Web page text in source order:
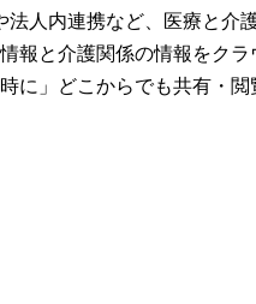
人内連携など、医療と介
報と介護関係の情報をクラ
に」どこからでも共有・閲